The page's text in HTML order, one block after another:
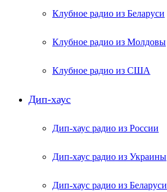
Клубное радио из Беларуси
Клубное радио из Молдовы
Клубное радио из США
Дип-хаус
Дип-хаус радио из России
Дип-хаус радио из Украины
Дип-хаус радио из Беларуси